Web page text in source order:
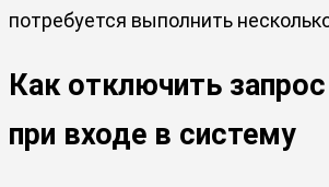
потребуется выполнить
Как отключить
при входе в систему